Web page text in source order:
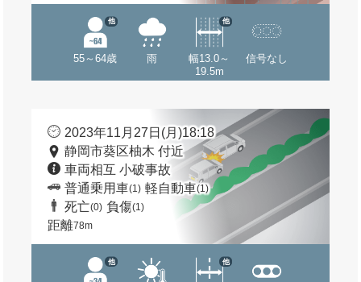
55～64歳
他
雨
幅13.0～
19.5m
他
信号なし
2023年11月27日(月)18:18
静岡市葵区柚木 付近
車両相互 小破事故
普通乗用車(1) 軽自動車(1)
死亡(0) 負傷(1)
距離78m
他 他